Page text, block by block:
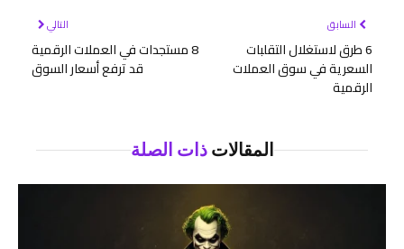
السابق
6 طرق لاستغلال التقلبات
السعرية في سوق العملات
الرقمية
التالي
8 مستجدات في العملات الرقمية
قد ترفع أسعار السوق
المقالاتذات الصلة